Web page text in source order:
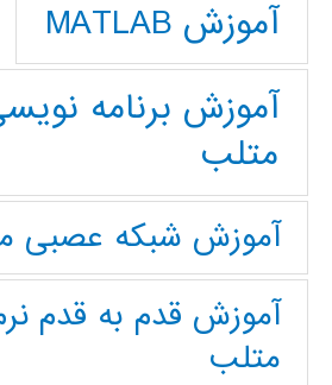
آموزش MATLAB
آموزش برنامه
متلب
آموزش شبکه عصبی
آموزش قدم به قدم نرم
متلب